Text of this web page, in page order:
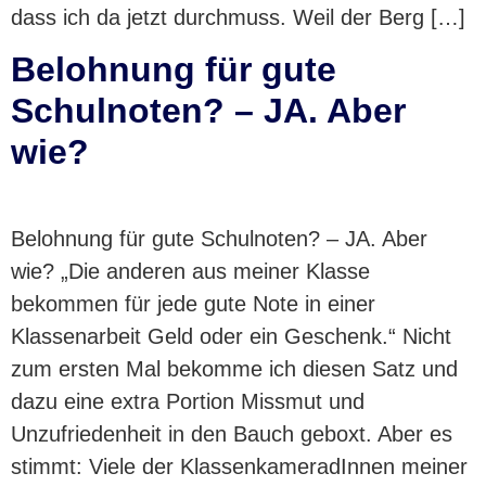
dass ich da jetzt durchmuss. Weil der Berg […]
Belohnung für gute
Schulnoten? – JA. Aber
wie?
Belohnung für gute Schulnoten? – JA. Aber
wie? „Die anderen aus meiner Klasse
bekommen für jede gute Note in einer
Klassenarbeit Geld oder ein Geschenk.“ Nicht
zum ersten Mal bekomme ich diesen Satz und
dazu eine extra Portion Missmut und
Unzufriedenheit in den Bauch geboxt. Aber es
stimmt: Viele der KlassenkameradInnen meiner